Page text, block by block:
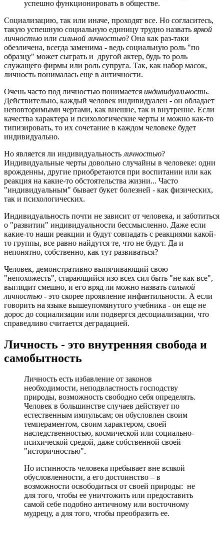
успешно функционировать в обществе.
Социализацию, так или иначе, проходят все. Но согласитесь,
такую успешную социальную единицу трудно назвать яркой
личностью или сильной личностью? Она как раз-таки
обезличена, всегда заменима - ведь социальную роль "по
образцу" может сыграть и другой актер, будь то роль
служащего фирмы или роль супруга. Так, как набор масок,
личность понималась еще в античности.
Очень часто под личностью понимается индивидуальность.
Действительно, каждый человек индивидуален - он обладает
неповторимыми чертами, как внешне, так и внутренне. Если
качества характера и психологические черты и можно как-то
типизировать, то их сочетание в каждом человеке будет
индивидуально.
Но является ли индивидуальность личностью?
Индивидуальные черты довольно случайны в человеке: одни
врожденны, другие приобретаются при воспитании или как
реакция на какие-то обстоятельства жизни... Часто
"индивидуальным" бывает букет болезней - как физических,
так и психологических.
Индивидуальность почти не зависит от человека, и заботиться
о "развитии" индивидуальности бессмысленно. Даже если
какие-то наши реакции и будут совпадать с реакциями какой-
то группы, все равно найдутся те, что не будут. Да и
непонятно, собственно, как тут развиваться?
Человек, демонстративно выпячивающий свою
"непохожесть", старающийся изо всех сил быть "не как все",
выглядит смешно, и его вряд ли можно назвать сильной
личностью - это скорее проявление инфантильности. А если
говорить на языке вышеупомянутого учебника - он еще не
дорос до социализации или подвергся десоциализации, что
справедливо считается деградацией.
Личность - это внутренняя свобода и
самобытность
Личность есть избавление от законов
необходимости, неподвластность господству
природы, возможность свободно себя определять.
Человек в большинстве случаев действует по
естественным импульсам; он обусловлен своим
темпераментом, своим характером, своей
наследственностью, космической или социально-
психической средой, даже собственной своей
"историчностью".
Но истинность человека пребывает вне всякой
обусловленности, а его достоинство – в
возможности освободиться от своей природы: не
для того, чтобы ее уничтожить или предоставить
самой себе подобно античному или восточному
мудрецу, а для того, чтобы преобразить ее.